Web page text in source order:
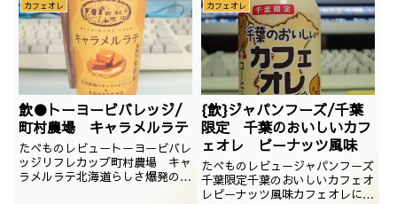
カフェオレ
飲●トーヨービバレッジ/
町村農場 キャラメルラテ
たべものレビュートーヨービバレ
ッジリフレカップ町村農場 キャ
ラメルラテ北海道らしさ爆発の飲
カフェオレ
{飲}ジャパンフーズ/千葉
限定 千葉のおいしいカフ
ェオレ ピーナッツ風味
たべものレビュージャパンフーズ
千葉限定千葉のおいしいカフェオ
レピーナッツ風味カフェオレにピ